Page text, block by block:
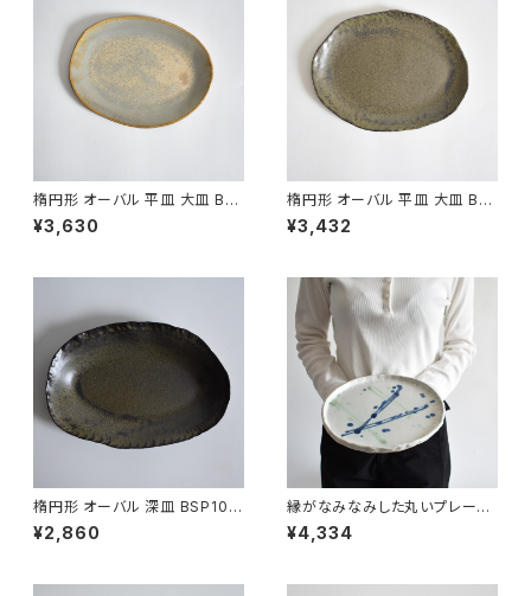
楕円形 オーバル 平皿 大皿 BS
P089
¥3,630
楕円形 オーバル 平皿 大皿 BS
P088
¥3,432
楕円形 オーバル 深皿 BSP104
¥2,860
縁がなみなみした丸いプレート
特大皿BSP052(白/青/マット/
点模様/緑)
¥4,334